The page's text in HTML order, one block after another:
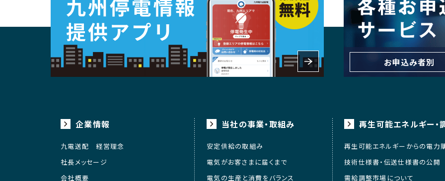
お申込み者別
企業情報
九電送配 経営理念
社長メッセージ
会社概要
当社の事業・取組み
安定供給の取組み
電気がお客さまに届くまで
電気の生産と消費をバランス
再生可能エネルギー・
再生可能エネルギーからの電力
技術仕様書・伝送仕様書の公開
需給調整市場について